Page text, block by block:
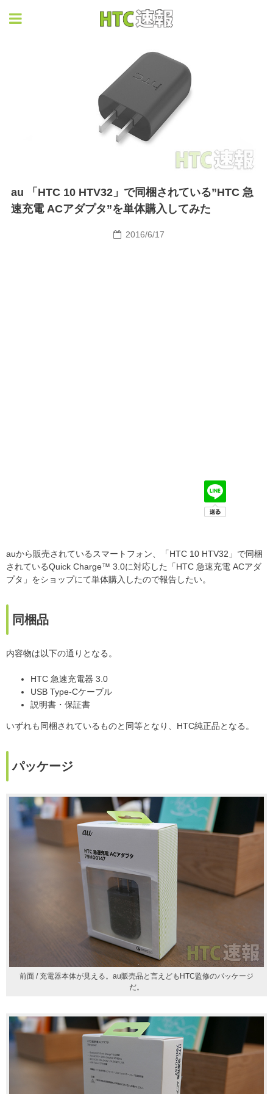
au 「HTC 10 HTV32」で同梱されている”HTC 急
速充電 ACアダプタ”を単体購入してみた
2016/6/17
auから販売されているスマートフォン、「HTC 10 HTV32」で同梱
されているQuick Charge™ 3.0に対応した「HTC 急速充電 ACアダ
プタ」をショップにて単体購入したので報告したい。
同梱品
内容物は以下の通りとなる。
HTC 急速充電器 3.0
USB Type-Cケーブル
説明書・保証書
いずれも同梱されているものと同等となり、HTC純正品となる。
パッケージ
前面 / 充電器本体が見える。au販売品と言えどもHTC監修のパッケージ
だ。